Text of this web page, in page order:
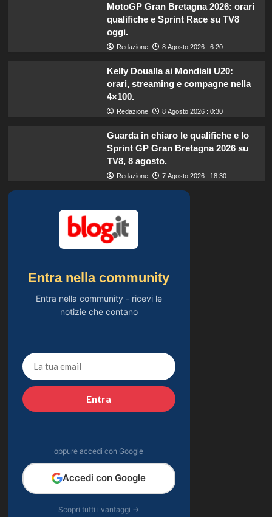
MotoGP Gran Bretagna 2026: orari
qualifiche e Sprint Race su TV8
oggi.
Redazione 8 Agosto 2026 : 6:20
Kelly Doualla ai Mondiali U20:
orari, streaming e compagne nella
4×100.
Redazione 8 Agosto 2026 : 0:30
Guarda in chiaro le qualifiche e lo
Sprint GP Gran Bretagna 2026 su
TV8, 8 agosto.
Redazione 7 Agosto 2026 : 18:30
Entra nella community
Entra nella community - ricevi le
notizie che contano
Entra
oppure accedi con Google
Accedi con Google
Scopri tutti i vantaggi →